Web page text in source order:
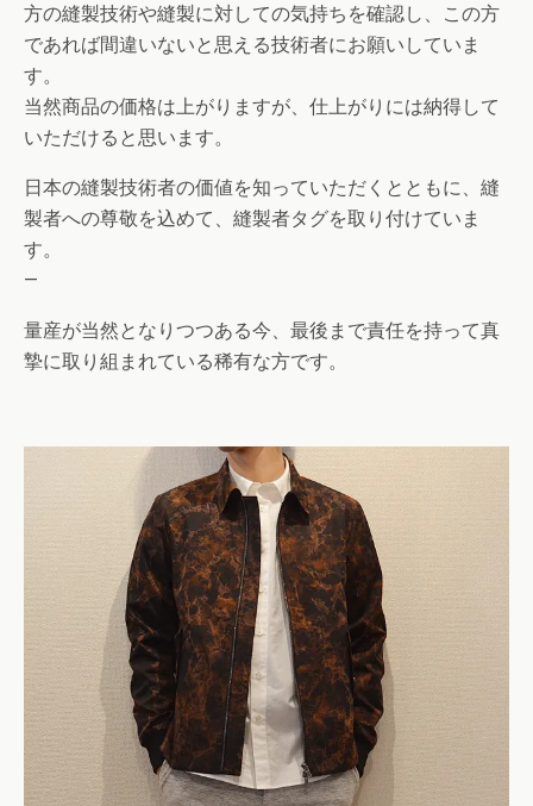
方の縫製技術や縫製に対しての気持ちを確認し、この方
であれば間違いないと思える技術者にお願いしていま
す。
当然商品の価格は上がりますが、仕上がりには納得して
いただけると思います。
日本の縫製技術者の価値を知っていただくとともに、縫
製者への尊敬を込めて、縫製者タグを取り付けていま
す。
—
量産が当然となりつつある今、最後まで責任を持って真
摯に取り組まれている稀有な方です。